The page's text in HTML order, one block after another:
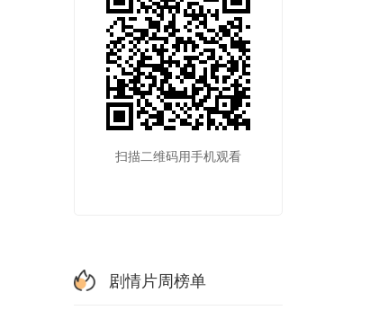
扫描二维码用手机观看
剧情片周榜单